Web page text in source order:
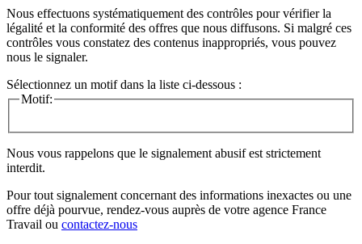
Nous effectuons systématiquement des contrôles pour vérifier la
légalité et la conformité des offres que nous diffusons. Si malgré ces
contrôles vous constatez des contenus inappropriés, vous pouvez
nous le signaler.
Sélectionnez un motif dans la liste ci-dessous :
Motif:
Nous vous rappelons que le signalement abusif est strictement
interdit.
Pour tout signalement concernant des informations inexactes ou une
offre déjà pourvue, rendez-vous auprès de votre agence France
Travail ou contactez-nous